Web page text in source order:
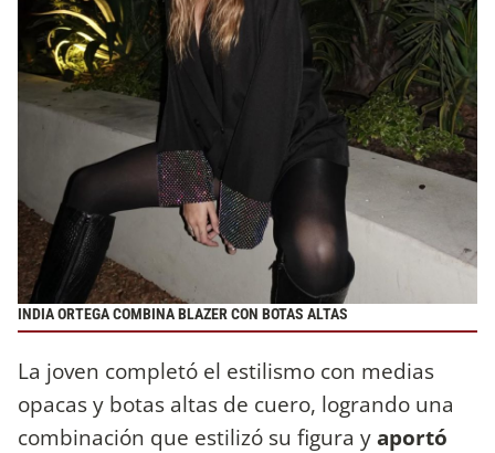
INDIA ORTEGA COMBINA BLAZER CON BOTAS ALTAS
La joven completó el estilismo con medias
opacas y botas altas de cuero, logrando una
combinación que estilizó su figura yaportó